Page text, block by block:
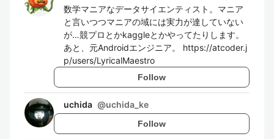
数学マニアなデータサイエンティスト。マニア
と言いつつマニアの域には実力が達していない
が…競プロとかkaggleとかやってたりします。
あと、元Androidエンジニア。 https://atcoder.j
p/users/LyricalMaestro
Follow
uchida @uchida_ke
Follow